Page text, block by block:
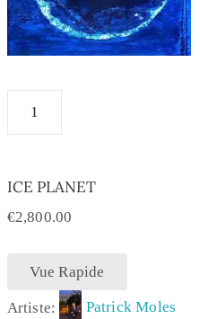
ICE PLANET
€2,800.00
Vue Rapide
Artiste: Patrick Moles